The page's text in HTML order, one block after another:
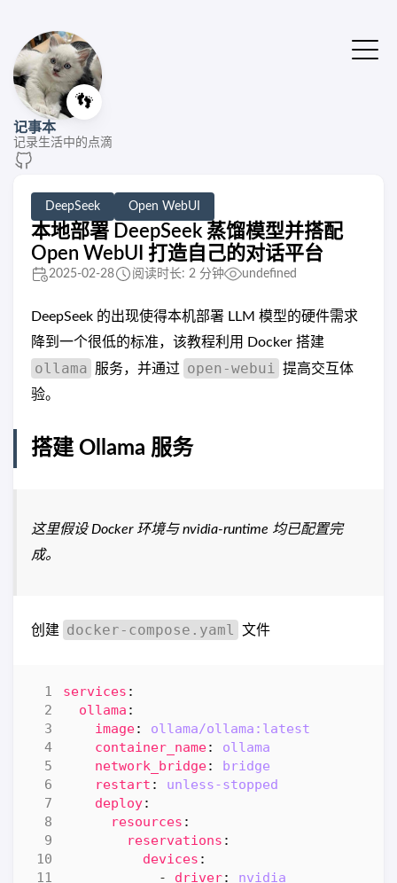
👣
记事本
记录生活中的点滴
DeepSeek Open WebUI
本地部署 DeepSeek 蒸馏模型并搭配
Open WebUI 打造自己的对话平台
2025-02-28 阅读时长: 2 分钟 undefined
DeepSeek 的出现使得本机部署 LLM 模型的硬件需求
降到一个很低的标准，该教程利用 Docker 搭建
ollama 服务，并通过 open-webui 提高交互体
验。
搭建 Ollama 服务
这里假设 Docker 环境与 nvidia-runtime 均已配置完
成。
创建 docker-compose.yaml 文件
services :
ollama :
image:
ollama/ollama:latest
container_name:
ollama
network_bridge:
bridge
restart :
unless-stopped
deploy:
resources :
reservations :
devices :
- driver:
nvidia